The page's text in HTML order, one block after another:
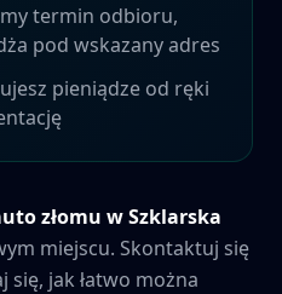
termin odbioru,
pod wskazany adres
pieniądze od ręki
złomu wSzklarska
miejscu. Skontaktuj się
się, jak łatwo można